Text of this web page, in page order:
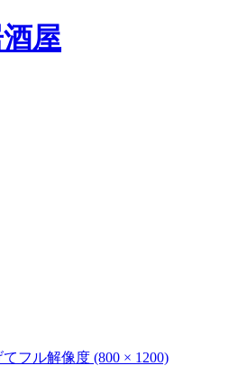
フル解像度 (800 × 1200)